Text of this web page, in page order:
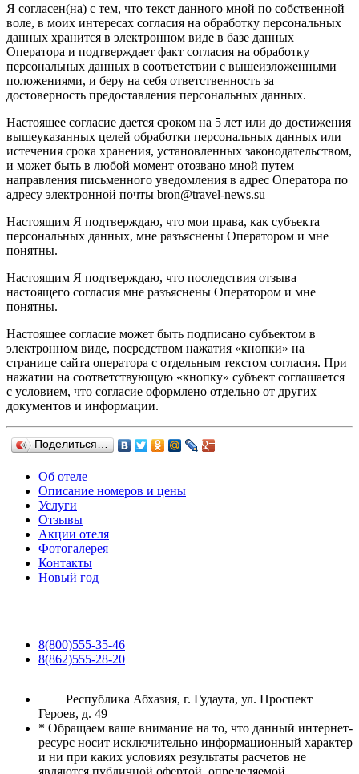
Я согласен(на) с тем, что текст данного мной по собственной
воле, в моих интересах согласия на обработку персональных
данных хранится в электронном виде в базе данных
Оператора и подтверждает факт согласия на обработку
персональных данных в соответствии с вышеизложенными
положениями, и беру на себя ответственность за
достоверность предоставления персональных данных.
Настоящее согласие дается сроком на 5 лет или до достижения
вышеуказанных целей обработки персональных данных или
истечения срока хранения, установленных законодательством,
и может быть в любой момент отозвано мной путем
направления письменного уведомления в адрес Оператора по
адресу электронной почты bron@travel-news.su
Настоящим Я подтверждаю, что мои права, как субъекта
персональных данных, мне разъяснены Оператором и мне
понятны.
Настоящим Я подтверждаю, что последствия отзыва
настоящего согласия мне разъяснены Оператором и мне
понятны.
Настоящее согласие может быть подписано субъектом в
электронном виде, посредством нажатия «кнопки» на
странице сайта оператора с отдельным текстом согласия. При
нажатии на соответствующую «кнопку» субъект соглашается
с условием, что согласие оформлено отдельно от других
документов и информации.
Поделиться…
Об отеле
Описание номеров и цены
Услуги
Отзывы
Акции отеля
Фотогалерея
Контакты
Новый год
8(800)555-35-46
8(862)555-28-20
Республика Абхазия, г. Гудаута, ул. Проспект
Героев, д. 49
* Обращаем ваше внимание на то, что данный интернет-
ресурс носит исключительно информационный характер
и ни при каких условиях результаты расчетов не
являются публичной офертой, определяемой